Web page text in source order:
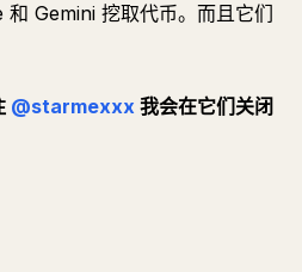
Gemini 挖取代币。而且它们
@starmexxx 我会在它们关闭